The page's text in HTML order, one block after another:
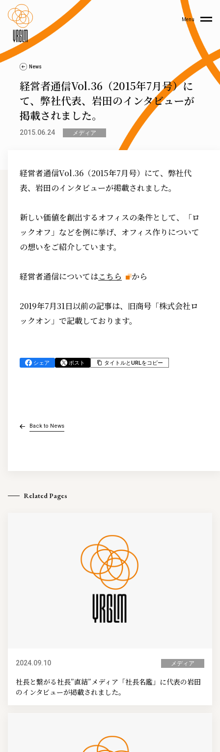
Menu
News
経営者通信Vol.36（2015年7月号）に
て、弊社代表、岩田のインタビューが
掲載されました。
2015.06.24 メディア
経営者通信Vol.36（2015年7月号）にて、弊社代
表、岩田のインタビューが掲載されました。
新しい価値を創出するオフィスの条件として、「ロ
ックオフ」などを例に挙げ、オフィス作りについて
の想いをご紹介しています。
経営者通信についてはこちら から
2019年7月31日以前の記事は、旧商号「株式会社ロ
ックオン」で記載しております。
シェア ポスト タイトルとURLをコピー
Back to News
Related Pages
2024.09.10 メディア
社長と繋がる社長”直結”メディア「社長名鑑」に代表の岩田
のインタビューが掲載されました。